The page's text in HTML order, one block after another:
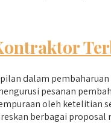
dalam
pesanan
oleh
berbagai